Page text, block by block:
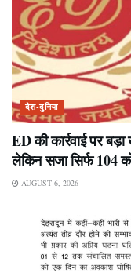
देश-दुनिया
ED की कार्रवाई पर
लेकिन सजा सिर्फ 104
AUGUST 6, 2026